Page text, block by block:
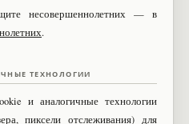
несовершеннолетних — в
.
ТЕХНОЛОГИИ
и аналогичные технологии
пиксели отслеживания) для